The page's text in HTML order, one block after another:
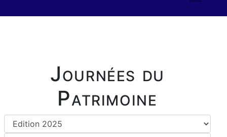
Journées du
Patrimoine